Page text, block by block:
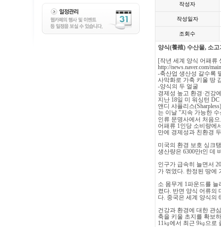
작성자
작성일자
조회수
양식(養殖) 수산물, 소고
[작년 세계 양식 어패류
http://news.naver.com/
-축산업 생산성 갈수록
사막화로 가축 키울 땅
-양식의 두 얼굴
경제성 높고 환경·건강
지난 18일 미 워싱턴 DC
앤디 샤플리스
는 이날 "지속 가능한 수
인류 문명사에서 처음
어패류 1인당 소비량에
만에 경제성과 친환경 두
미국의 환경 보호 싱크
생산량은 6300만t인 데
인구가 급속히 늘면서 20
가 꺾였다. 한정된 땅에
소 몸무게 1파운드를 늘
켰다. 반면 양식 어류의
다. 중국은 세계 양식의
건강과 환경에 대한 관
축을 키울 초지를 확보
11 ㎏에서 최근 9㎏으로